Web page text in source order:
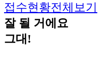
접수현황전체보기
잘 될 거에요
그대!